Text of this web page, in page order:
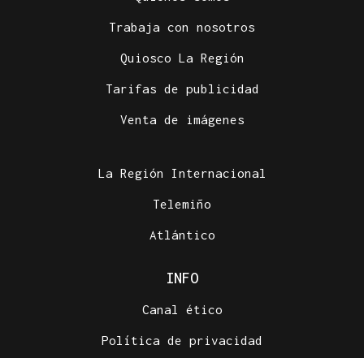
Trabaja con nosotros
Quiosco La Región
Tarifas de publicidad
Venta de imágenes
La Región Internacional
Telemiño
Atlántico
INFO
Canal ético
Política de privacidad